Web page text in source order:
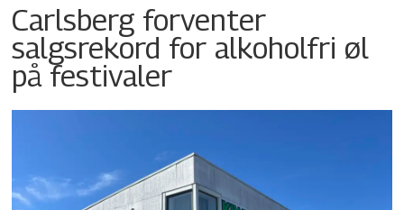
Carlsberg forventer
salgsrekord for alkoholfri øl
på festivaler